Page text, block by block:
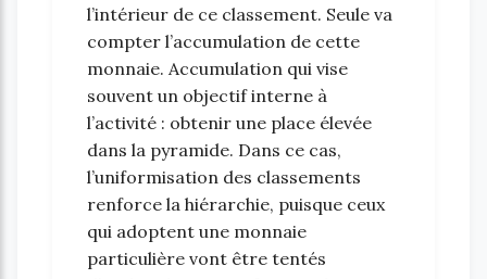
l’intérieur de ce classement. Seule va
compter l’accumulation de cette
monnaie. Accumulation qui vise
souvent un objectif interne à
l’activité : obtenir une place élevée
dans la pyramide. Dans ce cas,
l’uniformisation des classements
renforce la hiérarchie, puisque ceux
qui adoptent une monnaie
particulière vont être tentés